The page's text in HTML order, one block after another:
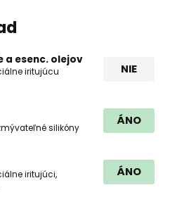
a esenc. olejov
iritujúcu
NIE
silikóny
ÁNO
iritujúci,
ÁNO